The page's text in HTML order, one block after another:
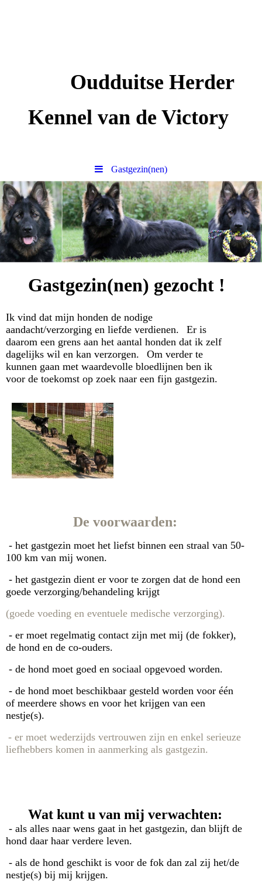
Oudduitse Herder
Kennel van de Victory
Gastgezin(nen)
Gastgezin(nen) gezocht !
Ik vind dat mijn honden de nodige
aandacht/verzorging en liefde verdienen.
Er is
daarom een grens aan het aantal honden dat ik zelf
dagelijks wil en kan verzorgen.
Om verder te
kunnen gaan met waardevolle bloedlijnen ben ik
voor de toekomst op zoek naar een fijn gastgezin.
De voorwaarden:
- het gastgezin moet het liefst binnen een straal van 50-
100 km van mij wonen.
- het gastgezin dient er voor te zorgen dat de hond een
goede verzorging/behandeling krijgt
(goede voeding en eventuele medische verzorging).
- er moet regelmatig contact zijn met mij (de fokker),
de hond en de co-ouders.
- de hond moet goed en sociaal opgevoed worden.
- de hond moet beschikbaar gesteld worden voor één
of meerdere shows en voor het krijgen van een
nestje(s).
- er moet wederzijds vertrouwen zijn en enkel serieuze
liefhebbers komen in aanmerking als gastgezin.
Wat kunt u van mij verwachten:
- als alles naar wens gaat in het gastgezin, dan blijft de
hond daar haar verdere leven.
- als de hond geschikt is voor de fok dan zal zij het/de
nestje(s) bij mij krijgen.